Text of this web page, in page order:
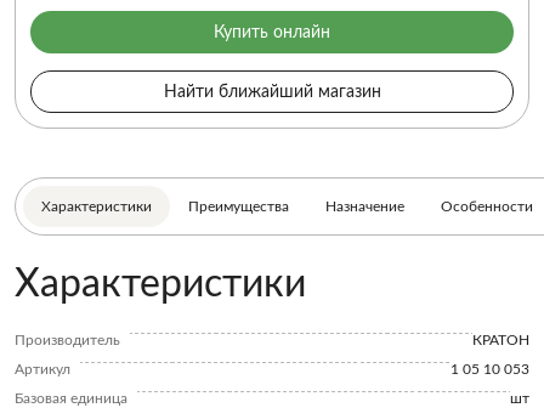
Купить онлайн
Найти ближайший магазин
Характеристики Преимущества Назначение Особенности
Характеристики
Производитель
КРАТОН
Артикул
1 05 10 053
Базовая единица
шт